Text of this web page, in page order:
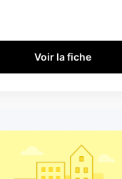
Voir la fiche